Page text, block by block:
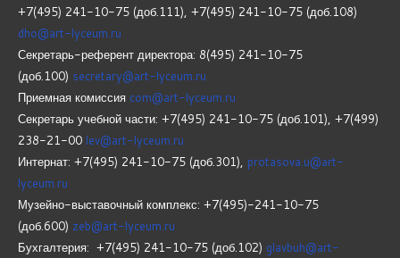
+7(495) 241-10-75 (доб.111), +7(495) 241-10-75 (доб.108)
dho@art-lyceum.ru
Секретарь-референт директора: 8(495) 241-10-75
(доб.100) secretary@art-lyceum.ru
Приемная комиссия com@art-lyceum.ru
Секретарь учебной части: +7(495) 241-10-75 (доб.101), +7(499)
238-21-00 lev@art-lyceum.ru
Интернат: +7(495) 241-10-75 (доб.301), protasova.u@art-
lyceum.ru
Музейно-выставочный комплекс: +7(495)-241-10-75
(доб.600) zeb@art-lyceum.ru
Бухгалтерия: +7(495) 241-10-75 (доб.102) glavbuh@art-